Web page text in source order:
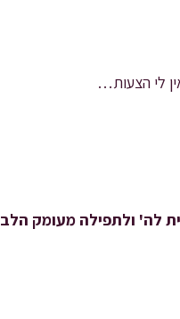
לי הצעות…
לה' ולתפילה מעומק הלב